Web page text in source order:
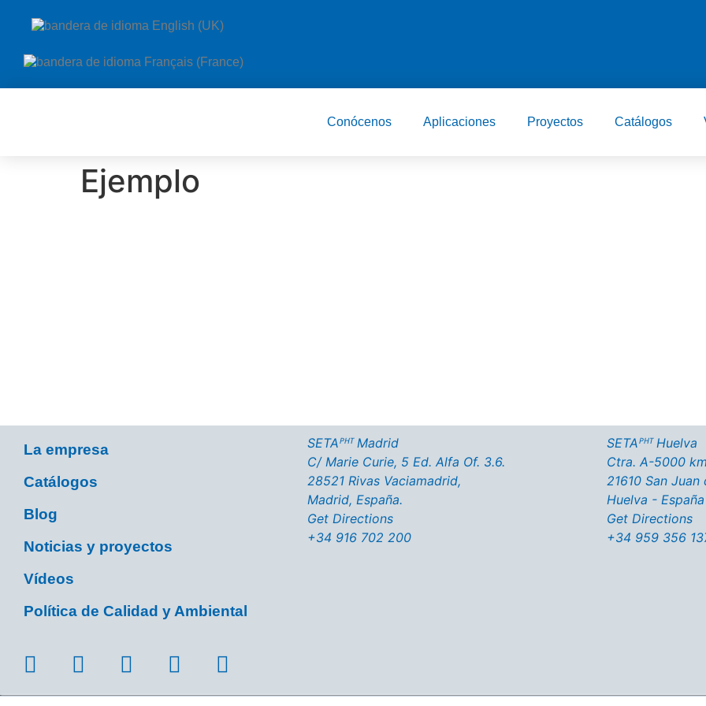
Conócenos Aplicaciones Proyectos Catálogos
Ejemplo
La empresa
Catálogos
Blog
Noticias y proyectos
Vídeos
Política de Calidad y Ambiental
SETAᴾᴴᵀ Madrid
C/ Marie Curie, 5 Ed. Alfa Of. 3.6.
28521 Rivas Vaciamadrid,
Madrid, España.
Get Directions
+34 916 702 200
SETAᴾᴴᵀ Huelva
Ctra. A-5000
21610 San Juan
Huelva - España
Get Directions
+34 959 356